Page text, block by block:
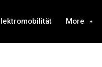
More